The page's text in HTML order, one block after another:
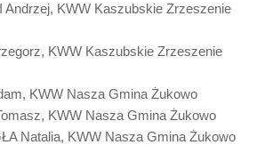
Andrzej, KWW Kaszubskie Zrzeszenie
KWW Kaszubskie Zrzeszenie
KWW Nasza Gmina Żukowo
KWW Nasza Gmina Żukowo
Natalia, KWW Nasza Gmina Żukowo